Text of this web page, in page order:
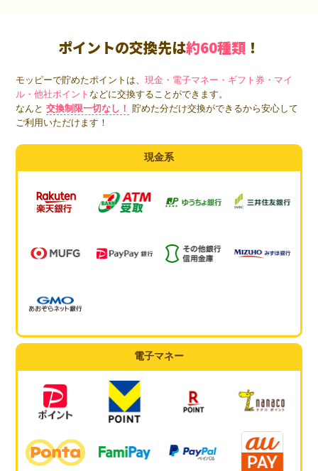
ポイントの交換先は約60種類 ！
モッピーで貯めたポイントは、現金・電子マネー・ギフト券・マイ
ル・他社ポイントなどに交換することができます。
なんと 交換制限一切なし！
貯めた分だけ交換ができるから安心して
ご利用いただけます！
現金系
電子マネー